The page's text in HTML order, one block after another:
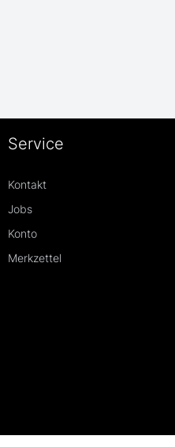
Service
Kontakt
Jobs
Konto
Merkzettel